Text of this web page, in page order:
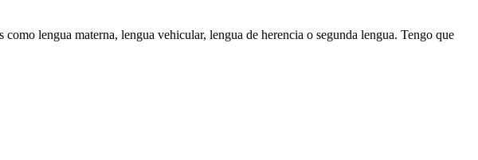
lengua materna, lengua vehicular, lengua de herencia o segunda lengua. Tengo que